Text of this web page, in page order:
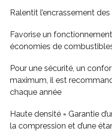
Ralentit l’encrassement
Favorise un
économies de
Pour une sécurité, un
maximum, il est
chaque année
Haute densité = Garantie
la compression et d’une